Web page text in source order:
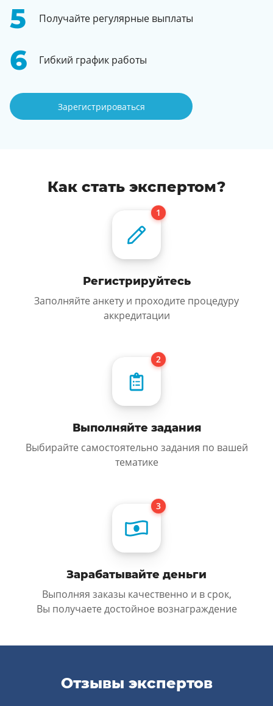
Получайте регулярные выплаты
Гибкий график работы
Зарегистрироваться
Как стать экспертом?
Регистрируйтесь
Заполняйте анкету и проходите процедуру
аккредитации
Выполняйте задания
Выбирайте самостоятельно задания по вашей
тематике
Зарабатывайте деньги
Выполняя заказы качественно и в срок,
Вы получаете достойное вознаграждение
Отзывы экспертов